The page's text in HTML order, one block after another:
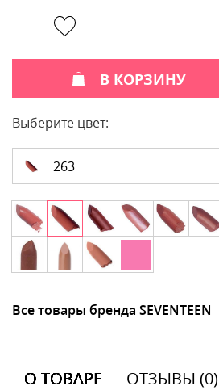
В КОРЗИНУ
Выберите цвет:
263
Все товары бренда SEVENTEEN
О ТОВАРЕ ОТЗЫВЫ (0)